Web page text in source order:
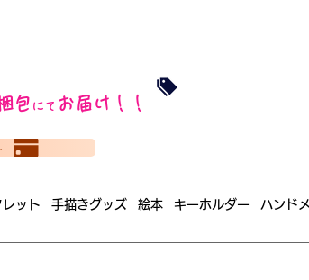
包 にて お届け！！
ット 手描きグッズ 絵本 キーホルダー ハンド